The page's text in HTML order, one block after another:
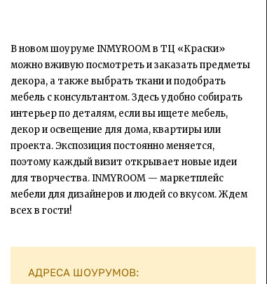
В новом шоуруме INMYROOM в ТЦ «Краски»
можно вживую посмотреть и заказать предметы
декора, а также выбрать ткани и подобрать
мебель с консультантом. Здесь удобно собирать
интерьер по деталям, если вы ищете мебель,
декор и освещение для дома, квартиры или
проекта. Экспозиция постоянно меняется,
поэтому каждый визит открывает новые идеи
для творчества. INMYROOM — маркетплейс
мебели для дизайнеров и людей со вкусом. Ждем
всех в гости!
АДРЕСА ШОУРУМОВ: